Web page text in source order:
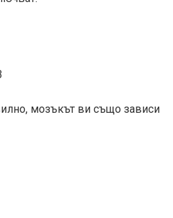
мозъкът ви също зависи